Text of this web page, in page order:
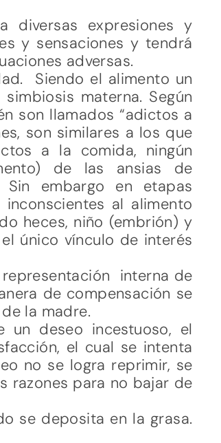
diversas expresiones y
y sensaciones y tendrá
adversas.
Siendo el alimento un
materna. Según
son llamados “adictos a
son similares a los que
a la comida, ningún
de las ansias de
embargo en etapas
al alimento
heces, niño (embrión) y
único vínculo de interés
representación interna de
de compensación se
la madre.
deseo incestuoso, el
el cual se intenta
no se logra reprimir, se
razones para no bajar de
se deposita en la grasa.